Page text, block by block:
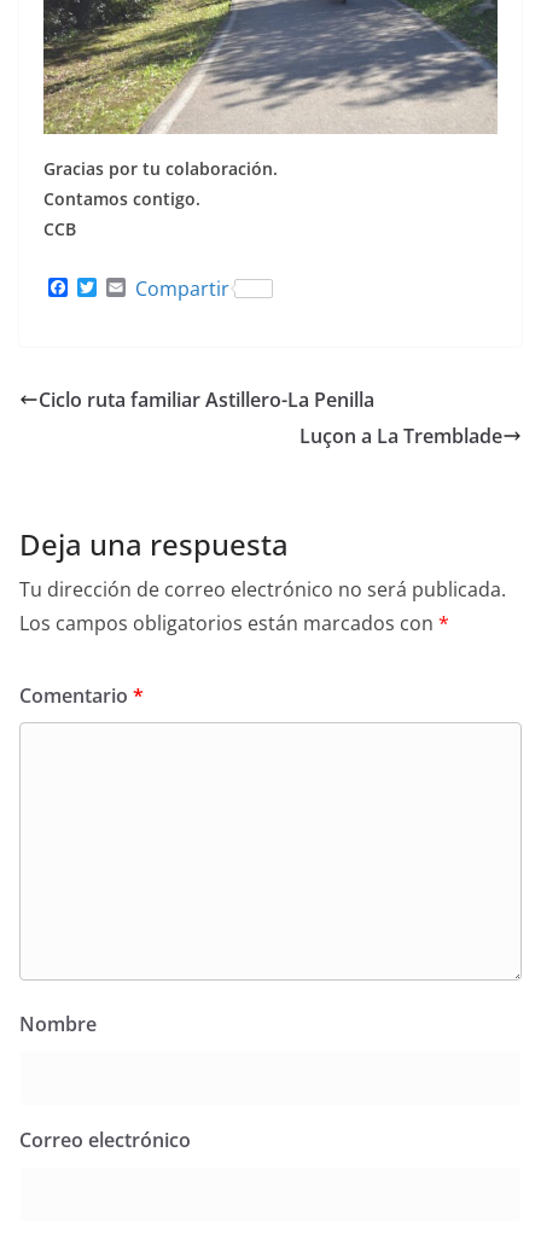
Gracias por tu colaboración.
Contamos contigo.
CCB
o
T
r
Compartir
Ciclo ruta familiar Astillero-La Penilla
Luçon a La Tremblade
Deja una respuesta
Tu dirección de correo electrónico no será publicada.
Los campos obligatorios están marcados con *
Comentario *
Nombre
Correo electrónico